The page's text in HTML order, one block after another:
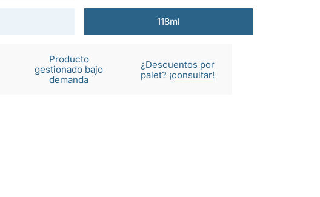
118ml
Producto
gestionado bajo
demanda
¿Descuentos por
palet? ¡consultar!